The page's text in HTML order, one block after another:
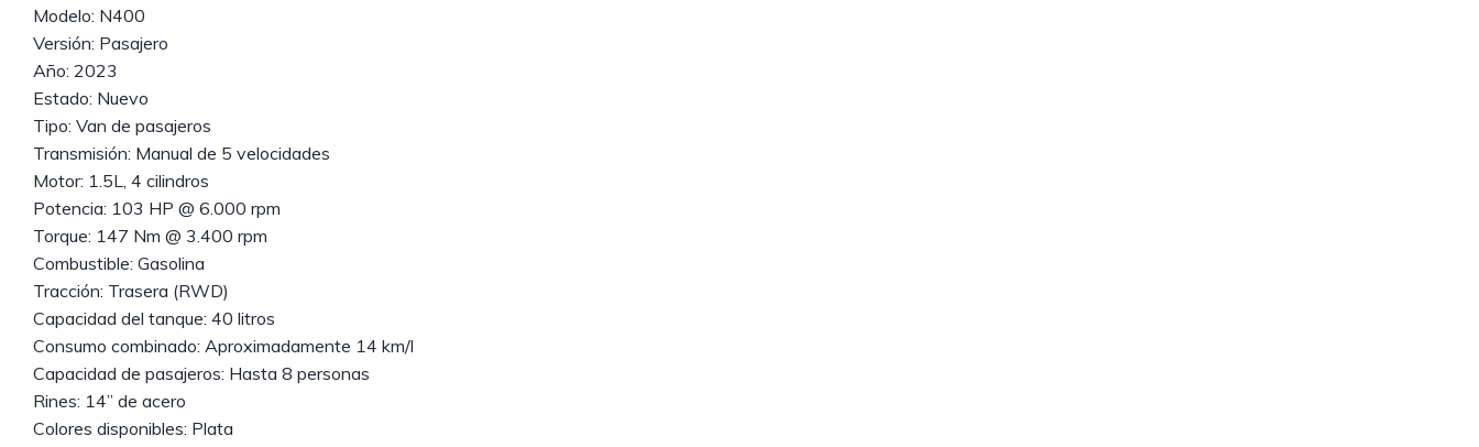
Modelo: N400
Versión: Pasajero
Año: 2023
Estado: Nuevo
Tipo: Van de pasajeros
Transmisión: Manual de 5 velocidades
Motor: 1.5L, 4 cilindros
Potencia: 103 HP @ 6.000 rpm
Torque: 147 Nm @ 3.400 rpm
Combustible: Gasolina
Tracción: Trasera (RWD)
Capacidad del tanque: 40 litros
Consumo combinado: Aproximadamente 14 km/l
Capacidad de pasajeros: Hasta 8 personas
Rines: 14” de acero
Colores disponibles: Plata